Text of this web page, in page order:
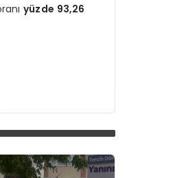
yüzde 93,26